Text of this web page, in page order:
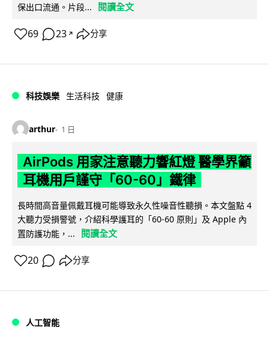
保出口流通。片段...
閱讀全文
69 23 ↗ 分享
科技娛樂 生活科技 健康
arthur 1 日
AirPods 用家注意聽力響紅燈 醫學界籲
耳機用戶謹守「60-60」鐵律
長時間高音量佩戴耳機可能導致永久性噪音性聽損。本文盤點 4
大聽力受損警號，介紹科學護耳的「60-60 原則」及 Apple 內
置防護功能，...
閱讀全文
20 分享
人工智能